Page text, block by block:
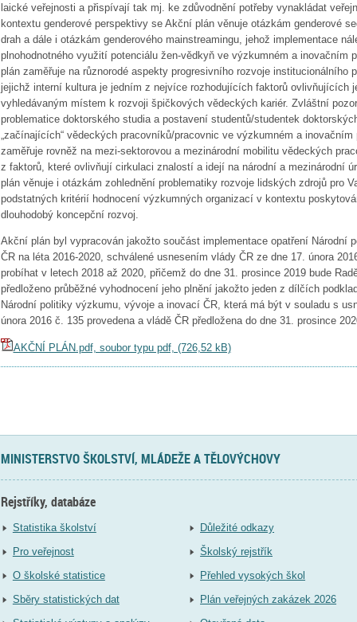
laické veřejnosti a přispívají tak mj. ke zdůvodnění potřeby vynakládat
kontextu genderové perspektivy se Akční plán věnuje otázkám genderové
drah a dále i otázkám genderového mainstreamingu, jehož implementace
plnohodnotného využití potenciálu žen-vědkyň ve výzkumném a inovačním
plán zaměřuje na různorodé aspekty progresivního rozvoje institucionálního
jejichž interní kultura je jedním z nejvíce rozhodujících faktorů ovlivňujících
vyhledávaným místem k rozvoji špičkových vědeckých kariér. Zvláštní
problematice doktorského studia a postavení studentů/studentek
„začínajících“ vědeckých pracovníků/pracovnic ve výzkumném a
zaměřuje rovněž na mezi-sektorovou a mezinárodní mobilitu vědeckých
z faktorů, které ovlivňují cirkulaci znalostí a idejí na národní a mezinárodní
plán věnuje i otázkám zohlednění problematiky rozvoje lidských zdrojů pro
podstatných kritérií hodnocení výzkumných organizací v kontextu
dlouhodobý koncepční rozvoj.
Akční plán byl vypracován jakožto součást implementace opatření Národní
ČR na léta 2016-2020, schválené usnesením vlády ČR ze dne 17. února
probíhat v letech 2018 až 2020, přičemž do dne 31. prosince 2019 bude
předloženo průběžné vyhodnocení jeho plnění jakožto jeden z dílčích
Národní politiky výzkumu, vývoje a inovací ČR, která má být v souladu s
února 2016 č. 135 provedena a vládě ČR předložena do dne 31. prosince
AKČNÍ PLÁN.pdf, soubor typu pdf, (726,52 kB)
MINISTERSTVO ŠKOLSTVÍ, MLÁDEŽE A TĚLOVÝCHOVY
Rejstříky, databáze
Statistika školství
Pro veřejnost
O školské statistice
Sběry statistických dat
Důležité odkazy
Školský rejstřík
Přehled vysokých škol
Plán veřejných zakázek 2026